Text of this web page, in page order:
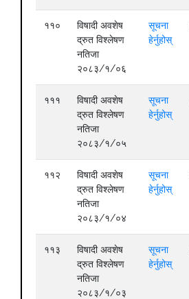
११०
विषादी अवशेष
द्रुत विश्लेषण
नतिजा
२०८३/१/०६
सूचना
हेर्नुहोस्
१११
विषादी अवशेष
द्रुत विश्लेषण
नतिजा
२०८३/१/०५
सूचना
हेर्नुहोस्
११२
विषादी अवशेष
द्रुत विश्लेषण
नतिजा
२०८३/१/०४
सूचना
हेर्नुहोस्
११३
विषादी अवशेष
द्रुत विश्लेषण
नतिजा
२०८३/१/०३
सूचना
हेर्नुहोस्